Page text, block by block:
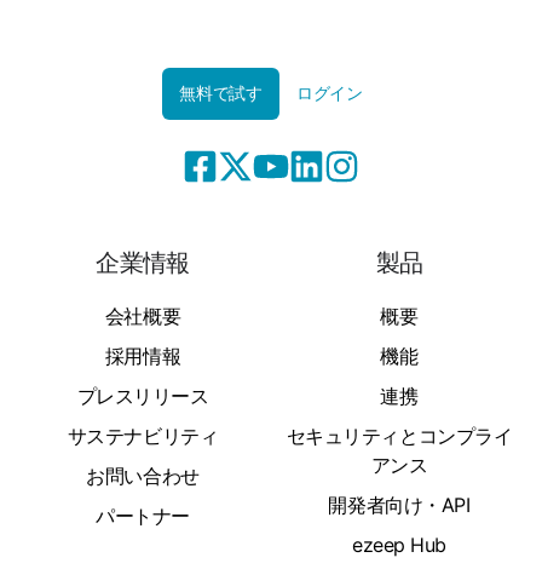
無料で試す ログイン
企業情報
会社概要
採用情報
プレスリリース
サステナビリティ
お問い合わせ
パートナー
製品
概要
機能
連携
セキュリティとコンプライ
アンス
開発者向け・API
ezeep Hub